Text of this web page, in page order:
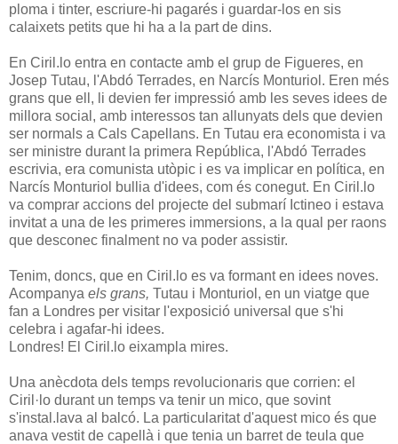
ploma i tinter, escriure-hi pagarés i guardar-los en sis
calaixets petits que hi ha a la part de dins.
En Ciril.lo entra en contacte amb el grup de Figueres, en
Josep Tutau, l'Abdó Terrades, en Narcís Monturiol. Eren més
grans que ell, li devien fer impressió amb les seves idees de
millora social, amb interessos tan allunyats dels que devien
ser normals a Cals Capellans. En Tutau era economista i va
ser ministre durant la primera República, l'Abdó Terrades
escrivia, era comunista utòpic i es va implicar en política, en
Narcís Monturiol bullia d'idees, com és conegut. En Ciril.lo
va comprar accions del projecte del submarí Ictineo i estava
invitat a una de les primeres immersions, a la qual per raons
que desconec finalment no va poder assistir.
Tenim, doncs, que en Ciril.lo es va formant en idees noves.
Acompanya els grans, Tutau i Monturiol, en un viatge que
fan a Londres per visitar l'exposició universal que s'hi
celebra i agafar-hi idees.
Londres! El Ciril.lo eixampla mires.
Una anècdota dels temps revolucionaris que corrien: el
Ciril·lo durant un temps va tenir un mico, que sovint
s'instal.lava al balcó. La particularitat d'aquest mico és que
anava vestit de capellà i que tenia un barret de teula que